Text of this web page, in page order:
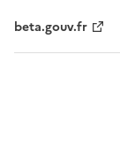
beta.gouv.fr